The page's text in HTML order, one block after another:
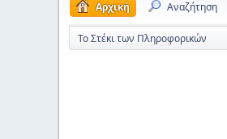
Αρχική Αναζήτηση
Το Στέκι των Πληροφορικών